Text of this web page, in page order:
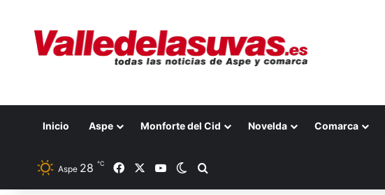
Inicio Aspe Monforte del Cid Novelda Comarca
Aspe 28 ℃ FacebookYouTubeSwitch skin